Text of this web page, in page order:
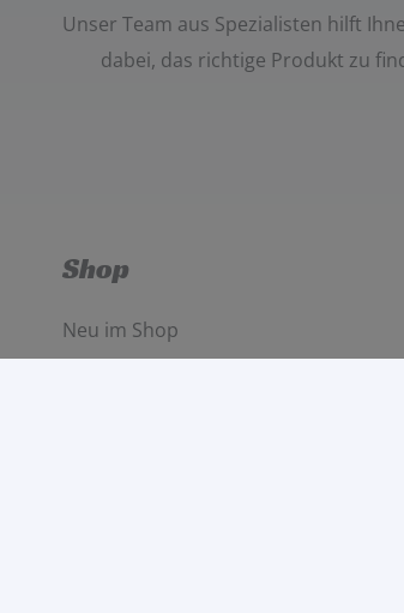
UnserTeam aus Spezialisten hilft
dabei, das richtige Produkt zu
Shop
Neu im Shop